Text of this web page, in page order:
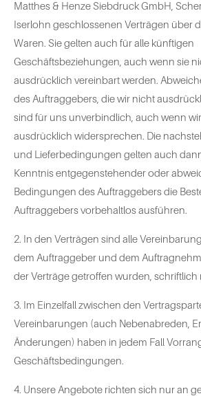
Matthes & Henze Siebdruck GmbH,
Iserlohn geschlossenen Verträgen über
Waren. Sie gelten auch für alle künftigen
Geschäftsbeziehungen, auch wenn sie
ausdrücklich vereinbart werden.
des Auftraggebers, die wir nicht
sind für uns unverbindlich, auch wenn
ausdrücklich widersprechen. Die
und Lieferbedingungen gelten auch
Kenntnis entgegenstehender oder
Bedingungen des Auftraggebers die
Auftraggebers vorbehaltlos ausführen.
2. In den Verträgen sind alle
dem Auftraggeber und dem
der Verträge getroffen wurden, schriftlich
3. Im Einzelfall zwischen den
Vereinbarungen (auch Nebenabreden,
Änderungen) haben in jedem Fall
Geschäftsbedingungen.
4. Unsere Angebote richten sich nur an